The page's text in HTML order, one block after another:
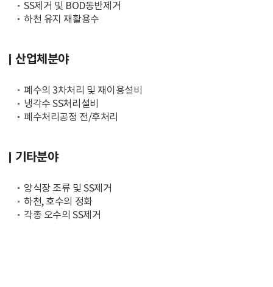
SS제거 및 BOD동반제거
하천 유지 재활용수
산업체분야
폐수의 3차처리 및 재이용설비
냉각수 SS처리설비
폐수처리공정 전/후처리
기타분야
양식장 조류 및 SS제거
하천, 호수의 정화
각종 오수의 SS제거